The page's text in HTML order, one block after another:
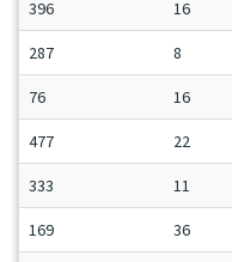
396 16
287 8
76 16
477 22
333 11
169 36